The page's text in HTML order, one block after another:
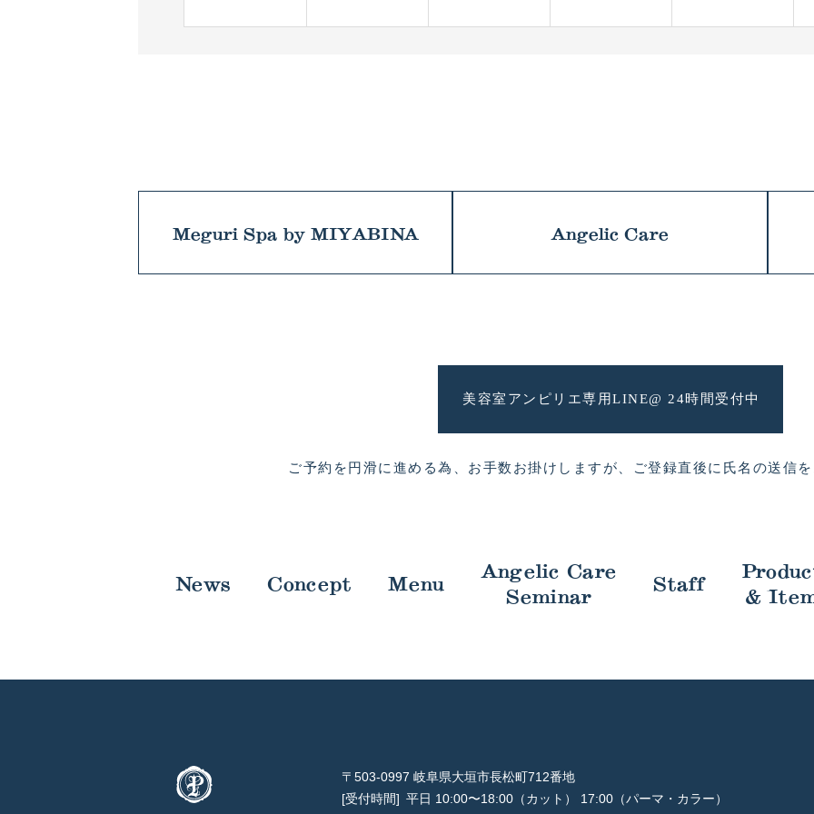
Meguri Spa by MIYABINA Angelic Care
美容室アンピリエ専用LINE@ 24時間受付中
ご予約を円滑に進める為、お手数お掛けしますが、 ご登録直後に氏名の送信
News Concept Menu
Angelic Care
Seminar
Staff
&
〒503-0997 岐阜県大垣市長松町712番地
受付時間
平日 10:00〜18:00（カット） 17:00（パーマ・カラー）